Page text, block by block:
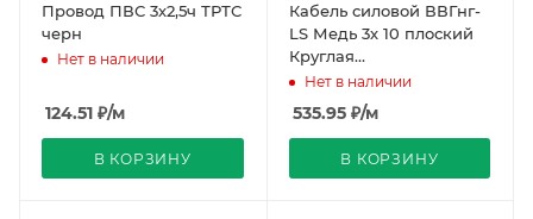
Провод ПВС 3х2,5ч ТРТС
черн
Нет в наличии
124.51 ₽/м
В КОРЗИНУ
Кабель силовой ВВГнг-
LS Медь 3х 10 плоский
Круглая
однопроволочная жила
черный ГОСТ
Нет в наличии
535.95₽/м
В КОРЗИНУ